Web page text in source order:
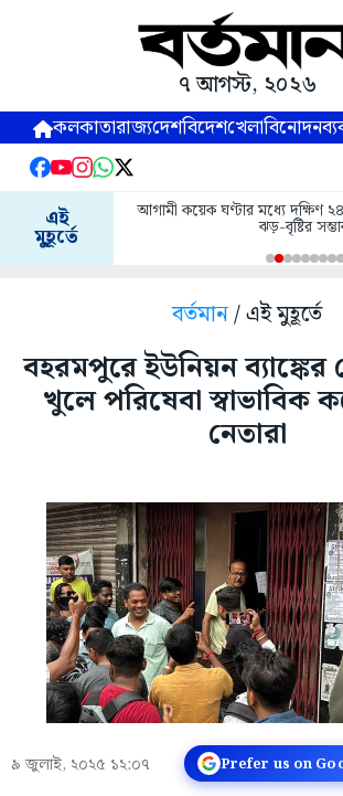
৭ আগস্ট, ২০২৬
কলকাতারাজ্যদেশবিদেশখেলাবিনোদন
এই
মুহূর্তে
আগামী কয়েক ঘণ্টার মধ্যে দক্ষিণ
ঝড়-বৃষ্টির
বর্তমান/ এই মুহূর্তে
বহরমপুরে ইউনিয়ন ব্যাঙ্কের
খুলে পরিষেবা স্বাভাবিক
নেতারা
৯ জুলাই, ২০২৫ ১২:০৭ Prefer us on